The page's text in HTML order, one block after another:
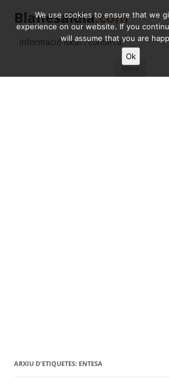
Blanesaldia.com
Informació local i comarcal
ARXIU D'ETIQUETES: ENTESA
We use cookies to ensure that we
experience on our website. If you
will assume that you are
Ok